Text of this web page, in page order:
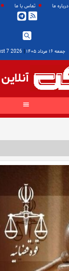
درباره ما تماس با ما
جمعه ۱۶ مرداد ۱۴۰۵ |
2026 August 7
آنلاین